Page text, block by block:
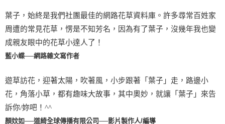
葉子，始終是我們社團最佳的網路花草資料庫。許多尋常百姓家
周遭的常見花草，愣是不知芳名，因為有了葉子，沒幾年我也變
成親友眼中的花草小達人了！
藍小蝶──網路雜文寫作者
遊草訪花，迎著太陽，吹著風，小步跟著「葉子」走，路邊小
花，角落小草，都有趣味大故事，其中奧妙，就讓「葉子」來告
訴你/妳吧！^^
顏妏如──道綺全球傳播有限公司──影片製作人/編導